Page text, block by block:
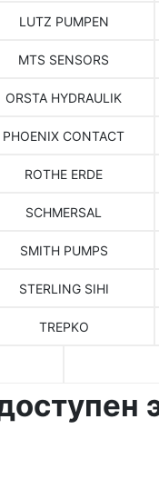
LUTZ PUMPEN
MTS SENSORS
ORSTA HYDRAULIK
PHOENIX CONTACT
ROTHE ERDE
SCHMERSAL
SMITH PUMPS
STERLING SIHI
TREPKO